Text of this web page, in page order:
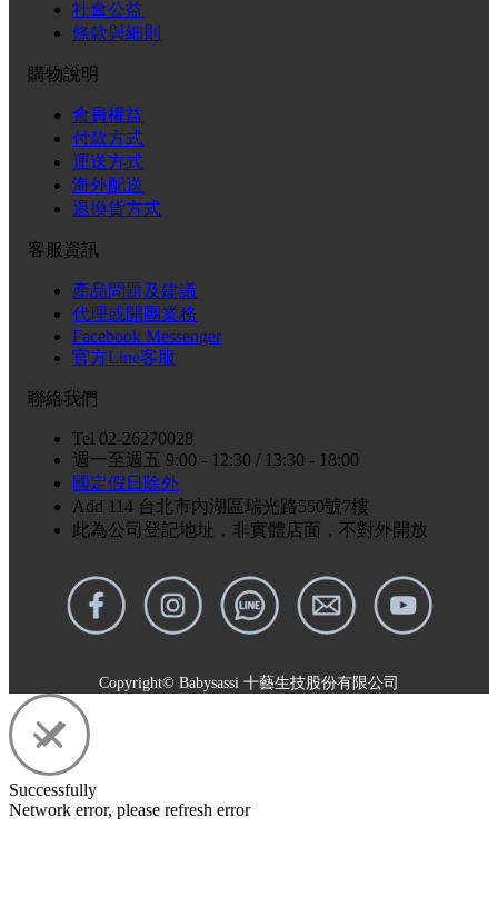
社會公益
條款與細則
購物說明
會員權益
付款方式
運送方式
海外配送
退換貨方式
客服資訊
產品問題及建議
代理或開團業務
Facebook Messenger
官方Line客服
聯絡我們
Tel 02-26270028
週一至週五 9:00 - 12:30 / 13:30 - 18:00
國定假日除外
Add 114 台北市內湖區瑞光路550號7樓
此為公司登記地址，非實體店面，不對外開放
Copyright© Babysassi 十藝生技股份有限公司
Successfully
Network error, please refresh error